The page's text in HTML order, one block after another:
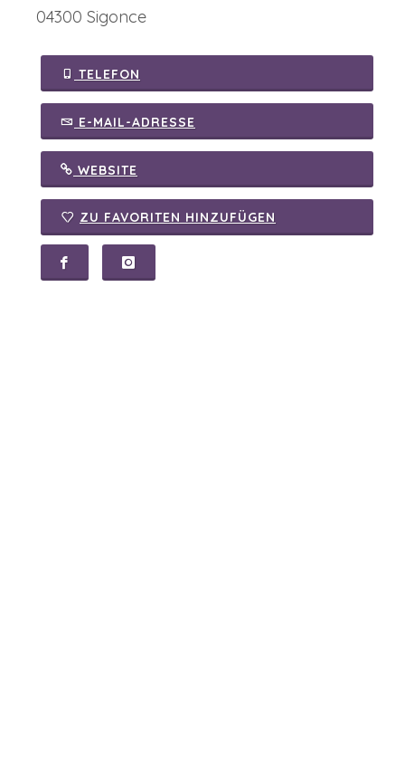
04300 Sigonce
TELEFON
E-MAIL-ADRESSE
WEBSITE
ZU FAVORITEN HINZUFÜGEN